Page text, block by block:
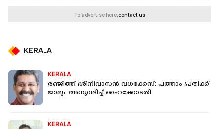
To advertise here,contact us
KERALA
KERALA
രഞ്ജിത്ത് ശ്രീനിവാസന്‍ വധക്കേസ്; പത്താം പ്രതിക്ക്
ജാമ്യം അനുവദിച്ച് ഹൈക്കോടതി
KERALA